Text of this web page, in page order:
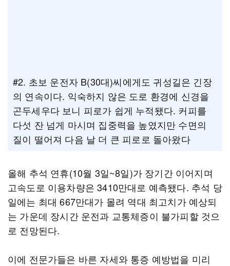
#2. 초보 운전자 B(30대)씨에게도 귀성길은 긴장
의 연속이다. 익숙하지 않은 도로 환경에 신경을
곤두세우다 보니 피로가 쉽게 누적됐다. 커피를
다섯 잔 넘게 마시며 집중력을 높였지만 수면의
질이 떨어져 다음 날 더 큰 피로로 돌아왔다
올해 추석 연휴(10월 3일~8일)가 장기간 이어지며
고속도로 이용차량은 3410만대로 예측됐다. 추석 당
일에는 최대 667만대가 몰려 역대 최고치가 예상되
는 가운데 장시간 운전과 교통체증이 불가피할 것으
로 전망된다.
이에 전문가들은 바른 자세와 통증 예방법을 미리